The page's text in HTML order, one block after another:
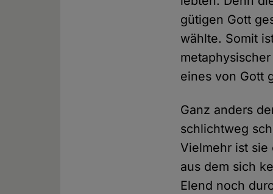
gütigen Gott
wählte. Somit
eines von Gott
Ganz anders
schlichtweg
Vielmehr ist
aus dem sich
Elend noch